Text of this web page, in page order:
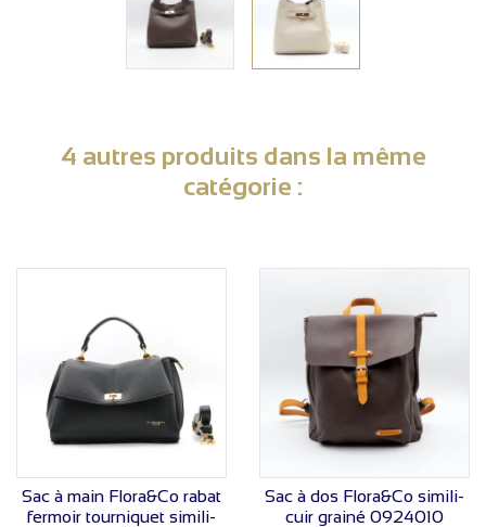
4 autres produits dans la même
catégorie :
VOIR LE PRIX
Sac à main Flora&Co rabat
fermoir tourniquet simili-
VOIR LE PRIX
Sac à dos Flora&Co simili-
cuir grainé 0924010